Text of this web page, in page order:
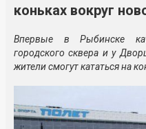
коньках вокруг
Впервые в Рыбинске
городского сквера и у
жители смогут кататься на